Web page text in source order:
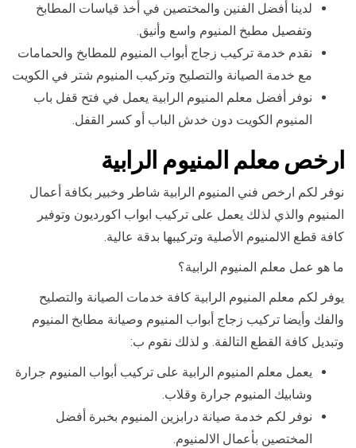
لدينا أفضل الفنين والمختصين في أخذ قياسات المطابخ
وتفصيل مطبخ المنيوم واسع وأنيق.
نقدم خدمة تركيب زجاج أبواب المنيوم للمطابخ والحمامات
مع خدمة الصيانة والتصليح وتركيب المنيوم شتر في الكويت
نوفر أفضل معلم المنيوم الرابية يعمل في فتح قفل باب
المنيوم الكويت دون خدش الباب أو كسر القفل.
ارخص معلم المنيوم الرابية
نوفر لكم ارخص فني المنيوم الرابية شاطر وخبير بكافة أعمال
المنيوم والذي لذلك يعمل على تركيب ابواب اكورديون وتوفير
كافة قطع الالمنيوم الأصلية وتركيبها بدقة عالية.
ما هو عمل معلم المنيوم الرابية؟
يوفر لكم معلم المنيوم الرابية كافة خدمات الصيانة والتصليح
والفك وأيضا تركيب زجاج أبواب المنيوم وصيانة مطابخ المنيوم
وتبديل كافة القطع التالفة. و لذلك نقوم ب:
يعمل معلم المنيوم الرابية على تركيب أبواب المنيوم جرارة
وشابيك المنيوم جرارة وقلاب.
نوفر لكم خدمة صيانة درابزين المنيوم بخبرة أفضل
المختصين بأعمال الالمنيوم.